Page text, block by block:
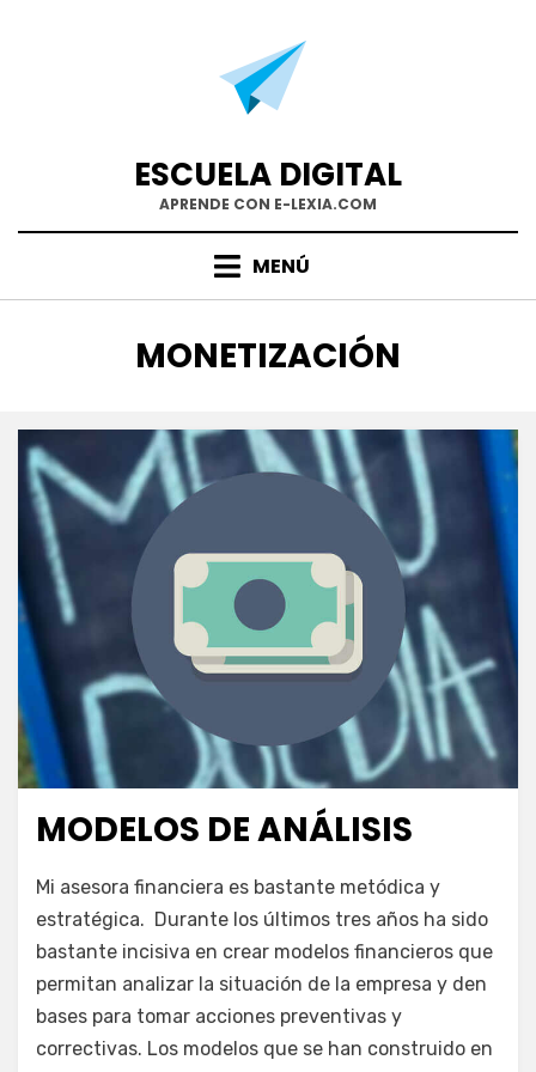
ESCUELA DIGITAL
APRENDE CON E-LEXIA.COM
MENÚ
ETIQUETA
:
MONETIZACIÓN
Publicada
el
junio 3, 2009
Escuela de la Empresa
MODELOS DE ANÁLISIS
juancadotcom
Deja un comentario
de
análisis
Mi asesora financiera es bastante metódica y
estratégica. Durante los últimos tres años ha sido
bastante incisiva en crear modelos financieros que
permitan analizar la situación de la empresa y den
bases para tomar acciones preventivas y
correctivas. Los modelos que se han construido en